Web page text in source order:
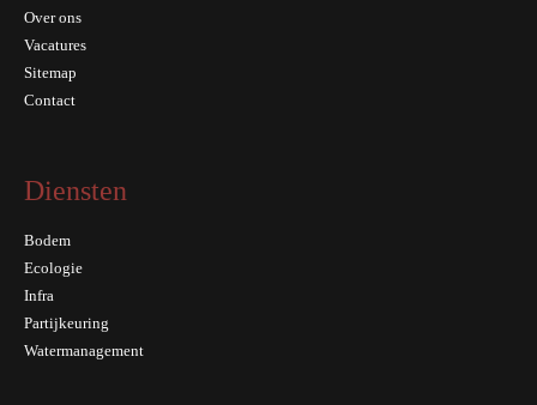
Over ons
Vacatures
Sitemap
Contact
Diensten
Bodem
Ecologie
Infra
Partijkeuring
Watermanagement